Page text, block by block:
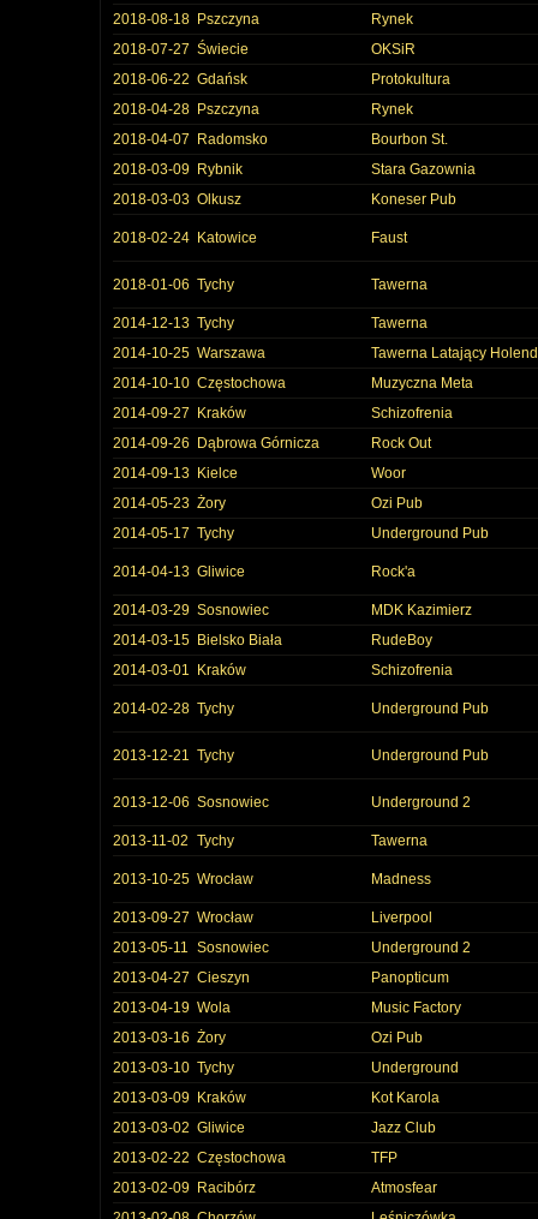
2018-08-18 Pszczyna
Rynek
2018-07-27 Świecie
OKSiR
2018-06-22 Gdańsk
Protokultura
2018-04-28 Pszczyna
Rynek
2018-04-07
Radomsko
Bourbon St.
2018-03-09 Rybnik
Stara Gazownia
2018-03-03 Olkusz Koneser Pub
2018-02-24 Katowice Faust
2018-01-06 Tychy Tawerna
2014-12-13 Tychy
Tawerna
2014-10-25 Warszawa
Tawerna Latający
2014-10-10 Częstochowa
Muzyczna Meta
2014-09-27
Kraków
Schizofrenia
2014-09-26
Dąbrowa Górnicza
Rock Out
2014-09-13 Kielce
Woor
2014-05-23 Żory
Ozi Pub
2014-05-17 Tychy Underground Pub
2014-04-13 Gliwice Rock'a
2014-03-29 Sosnowiec
MDK Kazimierz
2014-03-15 Bielsko Biała
RudeBoy
2014-03-01
Kraków Schizofrenia
2014-02-28 Tychy Underground Pub
2013-12-21 Tychy Underground Pub
2013-12-06 Sosnowiec Underground 2
2013-11-02 Tychy Tawerna
2013-10-25 Wrocław Madness
2013-09-27 Wrocław
Liverpool
2013-05-11
Sosnowiec
Underground 2
2013-04-27 Cieszyn
Panopticum
2013-04-19 Wola
Music Factory
2013-03-16 Żory
Ozi Pub
2013-03-10 Tychy
Underground
2013-03-09 Kraków
Kot Karola
2013-03-02 Gliwice
Jazz Club
2013-02-22 Częstochowa
TFP
2013-02-09 Racibórz
Atmosfear